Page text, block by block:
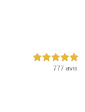
5,0 étoiles sur 5
777 avis